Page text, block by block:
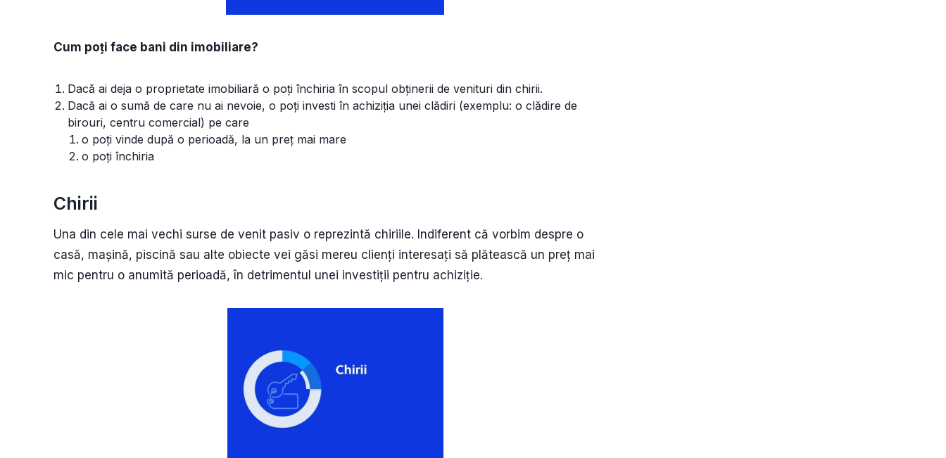
Cum poți face bani din imobiliare?
Dacă ai deja o proprietate imobiliară o poți închiria în scopul obținerii de venituri din chirii.
Dacă ai o sumă de care nu ai nevoie, o poți investi în achiziția unei clădiri (exemplu: o clădire de
birouri, centru comercial) pe care
o poți vinde după o perioadă, la un preț mai mare
o poți închiria
Chirii
Una din cele mai vechi surse de venit pasiv o reprezintă chiriile. Indiferent că vorbim despre o
casă, mașină, piscină sau alte obiecte vei găsi mereu clienți interesați să plătească un preț mai
mic pentru o anumită perioadă, în detrimentul unei investiții pentru achiziție.